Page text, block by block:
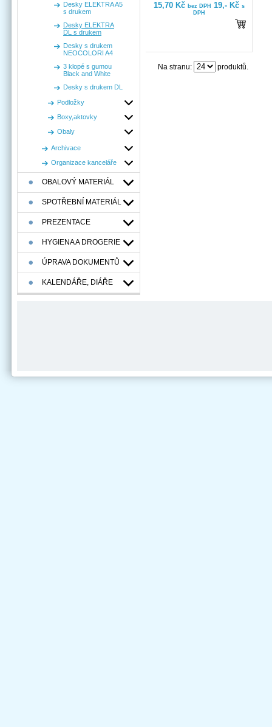
Desky ELEKTRA A5
s drukem
Desky ELEKTRA
DL s drukem
Desky s drukem
NEOCOLORI A4
3 klopé s gumou
Black and White
Desky s drukem DL
Podložky
Boxy,aktovky
Obaly
Archivace
Organizace kanceláře
OBALOVÝ MATERIÁL
SPOTŘEBNÍ MATERIÁL
PREZENTACE
HYGIENA A DROGERIE
ÚPRAVA DOKUMENTŮ
KALENDÁŘE, DIÁŘE
15,70 Kč bez DPH 19,- Kč s
DPH
Na stranu: produktů.